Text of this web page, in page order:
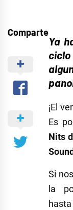
Comparte
Ya
¡El
Es
Nits
Sound
Si
la